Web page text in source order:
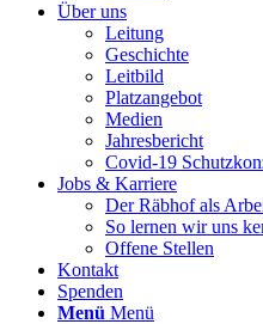
Über uns
Leitung
Geschichte
Leitbild
Platzangebot
Medien
Jahresbericht
Covid-19
Jobs & Karriere
Der Räbhof als
So lernen wir uns
Offene Stellen
Kontakt
Spenden
Menü Menü